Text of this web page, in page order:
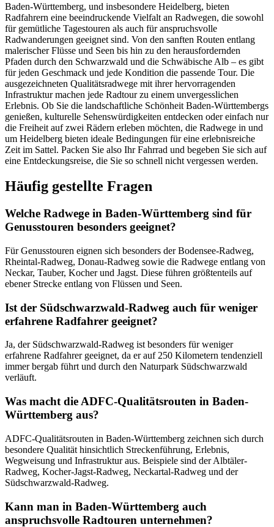
Baden-Württemberg, und insbesondere Heidelberg, bieten
Radfahrern eine beeindruckende Vielfalt an Radwegen, die sowohl
für gemütliche Tagestouren als auch für anspruchsvolle
Radwanderungen geeignet sind. Von den sanften Routen entlang
malerischer Flüsse und Seen bis hin zu den herausfordernden
Pfaden durch den Schwarzwald und die Schwäbische Alb – es gibt
für jeden Geschmack und jede Kondition die passende Tour. Die
ausgezeichneten Qualitätsradwege mit ihrer hervorragenden
Infrastruktur machen jede Radtour zu einem unvergesslichen
Erlebnis. Ob Sie die landschaftliche Schönheit Baden-Württembergs
genießen, kulturelle Sehenswürdigkeiten entdecken oder einfach nur
die Freiheit auf zwei Rädern erleben möchten, die Radwege in und
um Heidelberg bieten ideale Bedingungen für eine erlebnisreiche
Zeit im Sattel. Packen Sie also Ihr Fahrrad und begeben Sie sich auf
eine Entdeckungsreise, die Sie so schnell nicht vergessen werden.
Häufig gestellte Fragen
Welche Radwege in Baden-Württemberg sind für
Genusstouren besonders geeignet?
Für Genusstouren eignen sich besonders der Bodensee-Radweg,
Rheintal-Radweg, Donau-Radweg sowie die Radwege entlang von
Neckar, Tauber, Kocher und Jagst. Diese führen größtenteils auf
ebener Strecke entlang von Flüssen und Seen.
Ist der Südschwarzwald-Radweg auch für weniger
erfahrene Radfahrer geeignet?
Ja, der Südschwarzwald-Radweg ist besonders für weniger
erfahrene Radfahrer geeignet, da er auf 250 Kilometern tendenziell
immer bergab führt und durch den Naturpark Südschwarzwald
verläuft.
Was macht die ADFC-Qualitätsrouten in Baden-
Württemberg aus?
ADFC-Qualitätsrouten in Baden-Württemberg zeichnen sich durch
besondere Qualität hinsichtlich Streckenführung, Erlebnis,
Wegweisung und Infrastruktur aus. Beispiele sind der Albtäler-
Radweg, Kocher-Jagst-Radweg, Neckartal-Radweg und der
Südschwarzwald-Radweg.
Kann man in Baden-Württemberg auch
anspruchsvolle Radtouren unternehmen?